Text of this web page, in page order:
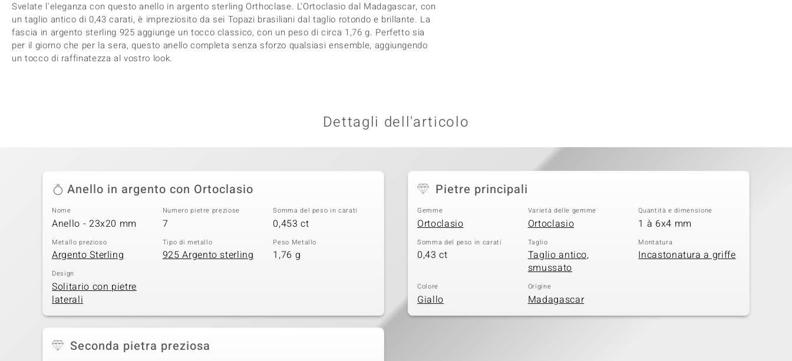
Svelate l'eleganza con questo anello in argento sterling Orthoclase. L'Ortoclasio dal Madagascar, con
un taglio antico di 0,43 carati, è impreziosito da sei Topazi brasiliani dal taglio rotondo e brillante. La
fascia in argento sterling 925 aggiunge un tocco classico, con un peso di circa 1,76 g. Perfetto sia
per il giorno che per la sera, questo anello completa senza sforzo qualsiasi ensemble, aggiungendo
un tocco di raffinatezza al vostro look.
Dettagli dell'articolo
Anello in argento con Ortoclasio
Nome
Anello - 23x20 mm
Numero pietre preziose
7
Somma del peso in carati
0,453 ct
Metallo prezioso
Argento Sterling
Tipo di metallo
925 Argento sterling
Peso Metallo
1,76 g
Design
Solitario con pietre
laterali
Pietre principali
Gemme
Ortoclasio
Varietà delle gemme
Ortoclasio
Quantità e dimensione
1 à 6x4 mm
Somma del peso in carati
0,43 ct
Taglio
Taglio antico,
smussato
Montatura
Incastonatura a griffe
Colore
Giallo
Origine
Madagascar
Seconda pietra preziosa